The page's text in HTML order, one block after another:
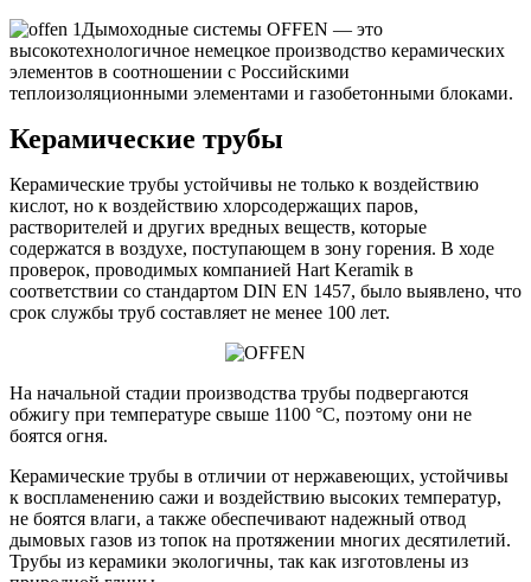
Дымоходные системы OFFEN — это
высокотехнологичное немецкое производство керамических
элементов в соотношении с Российскими
теплоизоляционными элементами и газобетонными блоками.
Керамические трубы
Керамические трубы устойчивы не только к воздействию
кислот, но к воздействию хлорсодержащих паров,
растворителей и других вредных веществ, которые
содержатся в воздухе, поступающем в зону горения. В ходе
проверок, проводимых компанией Hart Keramik в
соответствии со стандартом DIN EN 1457, было выявлено, что
срок службы труб составляет не менее 100 лет.
На начальной стадии производства трубы подвергаются
обжигу при температуре свыше 1100 °C, поэтому они не
боятся огня.
Керамические трубы в отличии от нержавеющих, устойчивы
к воспламенению сажи и воздействию высоких температур,
не боятся влаги, а также обеспечивают надежный отвод
дымовых газов из топок на протяжении многих десятилетий.
Трубы из керамики экологичны, так как изготовлены из